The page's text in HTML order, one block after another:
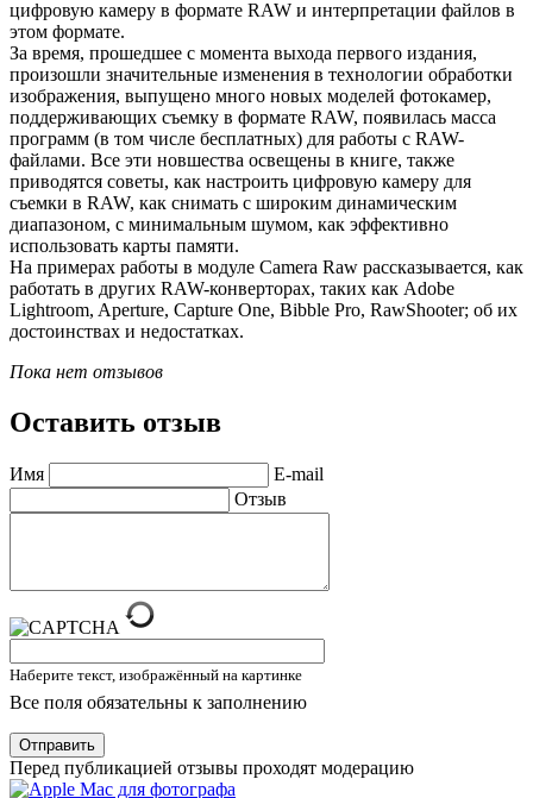
цифровую камеру в формате RAW и интерпретации файлов в
этом формате.
За время, прошедшее с момента выхода первого издания,
произошли значительные изменения в технологии обработки
изображения, выпущено много новых моделей фотокамер,
поддерживающих съемку в формате RAW, появилась масса
программ (в том числе бесплатных) для работы с RAW-
файлами. Все эти новшества освещены в книге, также
приводятся советы, как настроить цифровую камеру для
съемки в RAW, как снимать с широким динамическим
диапазоном, с минимальным шумом, как эффективно
использовать карты памяти.
На примерах работы в модуле Camera Raw рассказывается, как
работать в других RAW-конверторах, таких как Adobe
Lightroom, Aperture, Capture One, Bibble Pro, RawShooter; об их
достоинствах и недостатках.
Пока нет отзывов
Оставить отзыв
Имя
E-mail
Отзыв
Наберите текст, изображённый на картинке
Все поля обязательны к заполнению
Отправить
Перед публикацией отзывы проходят модерацию